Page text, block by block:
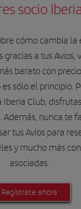
socio
cómo cambia la
gracias a tus
barato con
sólo el principio.
Club,
Además, nunca te
tus Avios para
y mucho más
asociadas.
Regístrate ahora